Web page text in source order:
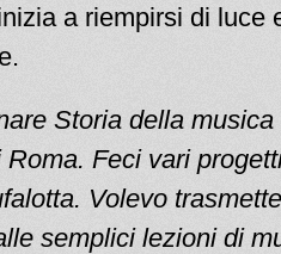
a riempirsi di luce
Storia della
Feci vari
Volevo
semplici lezioni di